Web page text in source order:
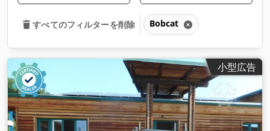
すべてのフィルターを削除 Bobcat
小型広告